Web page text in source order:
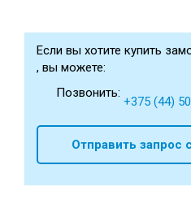
Если вы хотите купить
, вы можете:
Позвонить:
+375 (44)
Отправить запрос